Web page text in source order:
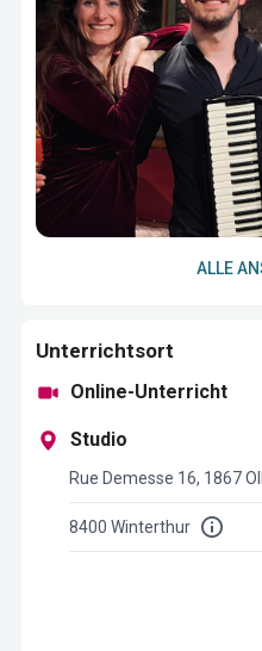
ALLE
Unterrichtsort
Online-Unterricht
Studio
Rue Demesse 16, 1867
8400 Winterthur